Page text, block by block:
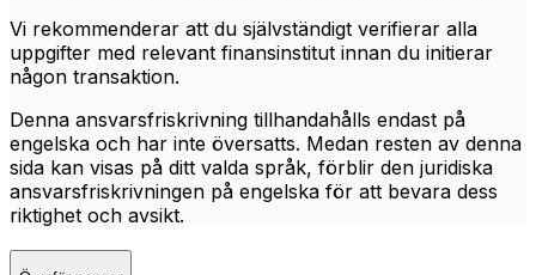
Vi rekommenderar att du självständigt verifierar alla
uppgifter med relevant finansinstitut innan du initierar
någon transaktion.
Denna ansvarsfriskrivning tillhandahålls endast på
engelska och har inte översatts. Medan resten av denna
sida kan visas på ditt valda språk, förblir den juridiska
ansvarsfriskrivningen på engelska för att bevara dess
riktighet och avsikt.